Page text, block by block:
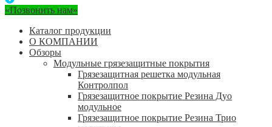
«Позвонить нам»
Каталог продукции
О КОМПАНИИ
Обзоры
Модульные грязезащитные покрытия
Грязезащитная решетка модульная
Контролпол
Грязезащитное покрытие Резина Дуо
модульное
Грязезащитное покрытие Резина Трио